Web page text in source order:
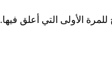
الأولى التي أعلق فيها.